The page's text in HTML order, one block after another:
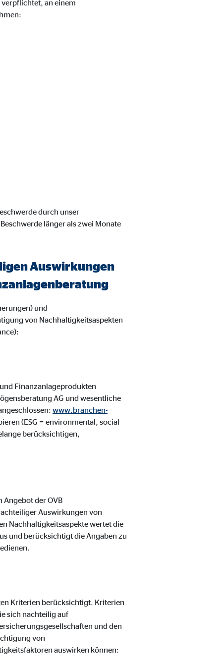
an einem
durch unser
länger als zwei Monate
Auswirkungen
und
von Nachhaltigkeitsaspekten
Finanzanlageprodukten
AG und wesentliche
www.branchen-
(ESG = environmental, social
berücksichtigen,
der OVB
Auswirkungen von
Nachhaltigkeitsaspekte wertet die
und berücksichtigt die Angaben zu
Kriterien berücksichtigt. Kriterien
sich nachteilig auf
und den
von
auswirken können: